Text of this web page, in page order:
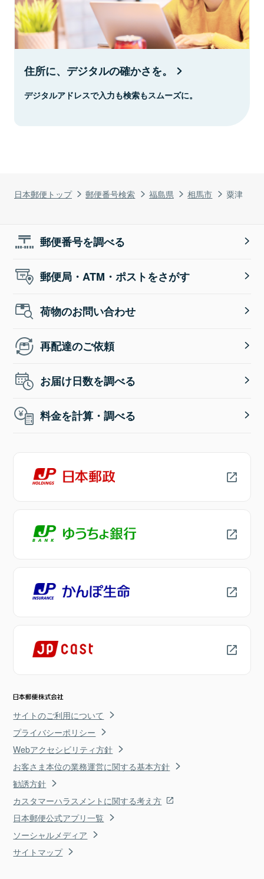
日本郵便トップ 郵便番号検索 福島県 相馬市 粟津
住所に、デジタルの確かさを。
デジタルアドレスで入力も検索もスムーズに。
郵便番号を調べる
郵便局・ATM・ポストをさがす
荷物のお問い合わせ
再配達のご依頼
お届け日数を調べる
料金を計算・調べる
サイトのご利用について
プライバシーポリシー
Webアクセシビリティ方針
お客さま本位の業務運営に関する基本方針
勧誘方針
カスタマーハラスメントに関する考え方
日本郵便公式アプリ一覧
ソーシャルメディア
サイトマップ